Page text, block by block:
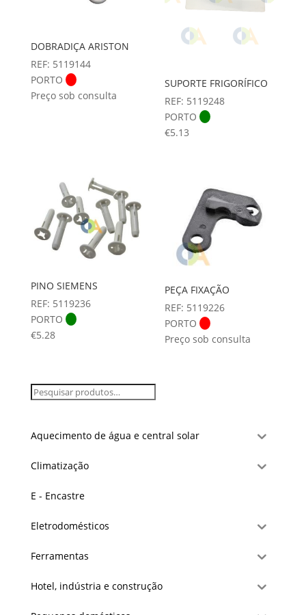
DOBRADIÇA ARISTON
REF: 5119144
PORTO
Preço sob consulta
SUPORTE FRIGORÍFICO
REF: 5119248
PORTO
€5.13
PINO SIEMENS
REF: 5119236
PORTO
€5.28
PEÇA FIXAÇÃO
REF: 5119226
PORTO
Preço sob consulta
Aquecimento de água e central solar
Climatização
E - Encastre
Eletrodomésticos
Ferramentas
Hotel, indústria e construção